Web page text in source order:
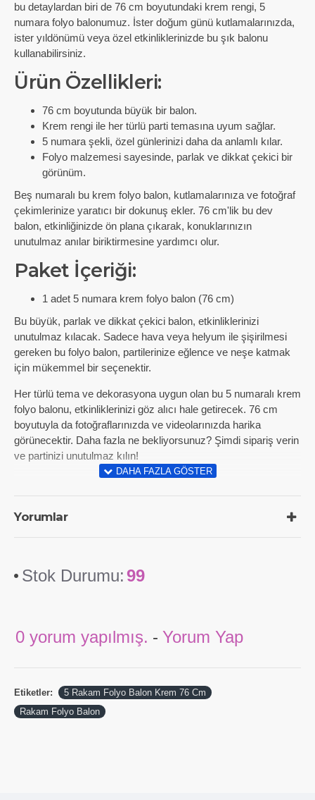
bu detaylardan biri de 76 cm boyutundaki krem rengi, 5
numara folyo balonumuz. İster doğum günü kutlamalarınızda,
ister yıldönümü veya özel etkinliklerinizde bu şık balonu
kullanabilirsiniz.
Ürün Özellikleri:
76 cm boyutunda büyük bir balon.
Krem rengi ile her türlü parti temasına uyum sağlar.
5 numara şekli, özel günlerinizi daha da anlamlı kılar.
Folyo malzemesi sayesinde, parlak ve dikkat çekici bir
görünüm.
Beş numaralı bu krem folyo balon, kutlamalarınıza ve fotoğraf
çekimlerinize yaratıcı bir dokunuş ekler. 76 cm'lik bu dev
balon, etkinliğinizde ön plana çıkarak, konuklarınızın
unutulmaz anılar biriktirmesine yardımcı olur.
Paket İçeriği:
1 adet 5 numara krem folyo balon (76 cm)
Bu büyük, parlak ve dikkat çekici balon, etkinliklerinizi
unutulmaz kılacak. Sadece hava veya helyum ile şişirilmesi
gereken bu folyo balon, partilerinize eğlence ve neşe katmak
için mükemmel bir seçenektir.
Her türlü tema ve dekorasyona uygun olan bu 5 numaralı krem
folyo balonu, etkinliklerinizi göz alıcı hale getirecek. 76 cm
boyutuyla da fotoğraflarınızda ve videolarınızda harika
görünecektir. Daha fazla ne bekliyorsunuz? Şimdi sipariş verin
ve partinizi unutulmaz kılın!
Yorumlar
Stok Durumu:99
0 yorum yapılmış. - Yorum Yap
Etiketler:
5 Rakam Folyo Balon Krem 76 Cm
Rakam Folyo Balon